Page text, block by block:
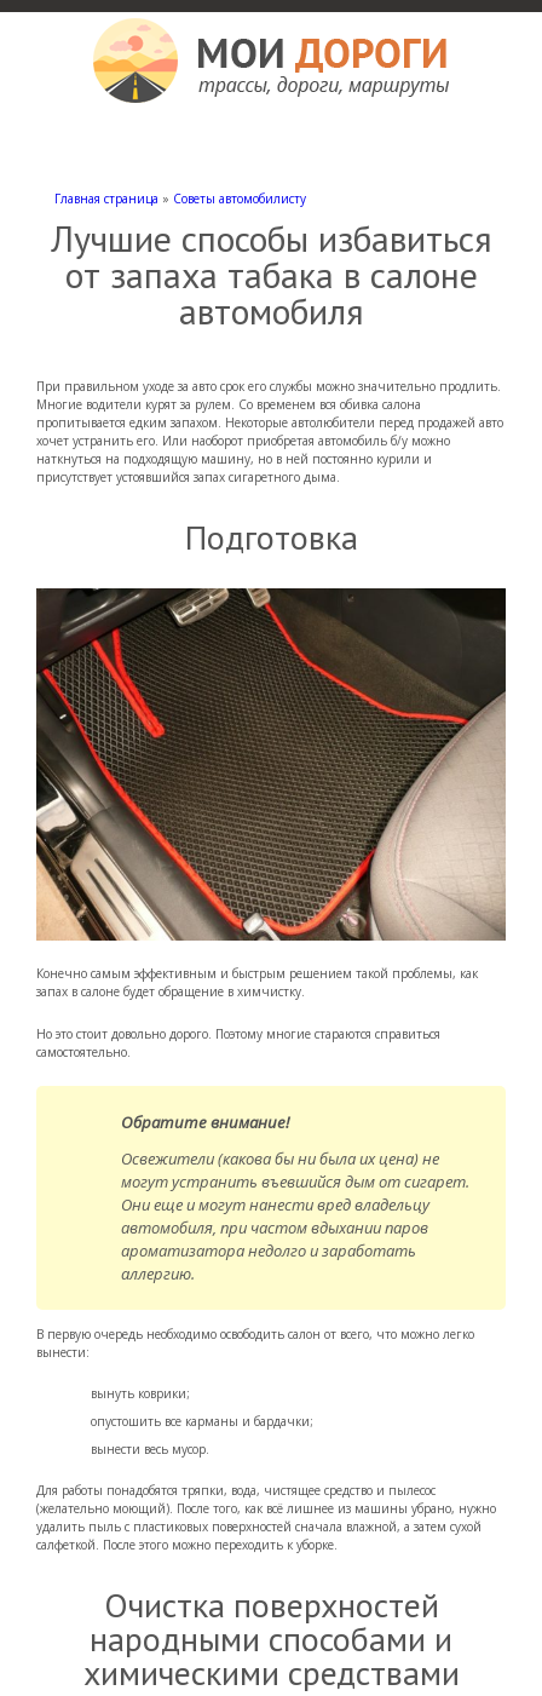
Главная страница » Советы автомобилисту
Лучшие способы избавиться
от запаха табака в салоне
автомобиля
При правильном уходе за авто срок его службы можно значительно продлить.
Многие водители курят за рулем. Со временем вся обивка салона
пропитывается едким запахом. Некоторые автолюбители перед продажей авто
хочет устранить его. Или наоборот приобретая автомобиль б/у можно
наткнуться на подходящую машину, но в ней постоянно курили и
присутствует устоявшийся запах сигаретного дыма.
Подготовка
Конечно самым эффективным и быстрым решением такой проблемы, как
запах в салоне будет обращение в химчистку.
Но это стоит довольно дорого. Поэтому многие стараются справиться
самостоятельно.
Обратите внимание!
Освежители (какова бы ни была их цена) не
могут устранить въевшийся дым от сигарет.
Они еще и могут нанести вред владельцу
автомобиля, при частом вдыхании паров
ароматизатора недолго и заработать
аллергию.
В первую очередь необходимо освободить салон от всего, что можно легко
вынести:
вынуть коврики;
опустошить все карманы и бардачки;
вынести весь мусор.
Для работы понадобятся тряпки, вода, чистящее средство и пылесос
(желательно моющий). После того, как всё лишнее из машины убрано, нужно
удалить пыль с пластиковых поверхностей сначала влажной, а затем сухой
салфеткой. После этого можно переходить к уборке.
Очистка поверхностей
народными способами и
химическими средствами